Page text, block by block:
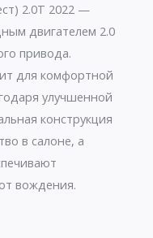
2.0T 2022 —
двигателем 2.0
привода.
для комфортной
улучшенной
конструкция
в салоне, а
вождения.